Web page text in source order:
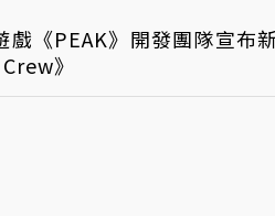
戲《PEAK》開發團隊宣布
》